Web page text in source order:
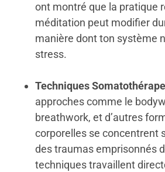
ont montré que la pratique
méditation peut modifier
manière dont ton système
stress.
Techniques
approches comme le
breathwork, et d’autres
corporelles se concentrent
des traumas emprisonnés
techniques travaillent